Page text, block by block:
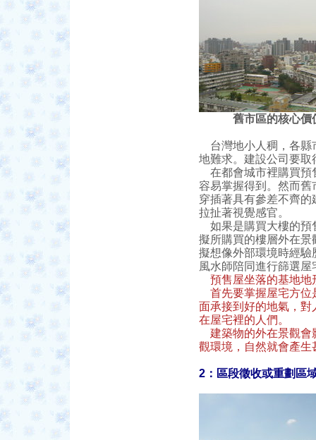
舊市區的核心價
台灣地小人稠，各縣
地難求。建設公司要
在都會城市裡購買預
容易掌握得到。然而
穿插著具有參差不齊
拉扯著視覺感官。
如果是購買大樓的預
擬所購買的樓層外在
擬想像外部環境時經
風水師陪同進行篩選
預售屋坐落的基地地
首先要掌握屋宅方位
面承接到好的地氣，
在屋宅裡的人們。
建築物的外在景觀會
觀環境，自然就會產
2：區段徵收或重劃區